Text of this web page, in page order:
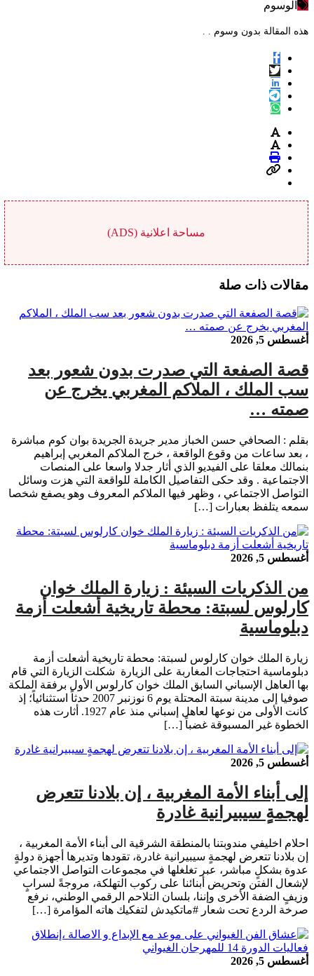
الوسوم
هذه المقالة بدون وسوم . .
مساحة اعلانية (ADS)
مقالات ذات صلة
أغسطس 5, 2026
قصة الصفعة التي صدرت بدون شعور بعد
سب الملك ، الملاكم المغربي يخرج عن
صمته …
بقلم : الصحافي حسن الخباز مدير جريدة الجريدة بوان كوم مباشرة
، بعد ساعات من وقوع الواقعة ، خرج الملاكم المغربي إبراهيم
بنمالك معلقا على الفيديو الذي أثار جدلا واسعا على المنصات
الاجتماعية . وقد حكى التفاصيل الكاملة للواقعة التي هزت وسائل
التواصل الاجتماعي ، وظهر فيها الملاكم المعروف وهو يصفع شخصا
سمعه يتلفظ بعبارات […]
أغسطس 5, 2026
من الذكريات السيئة : زيارة الملك خوان
كارلوس لسبتة: محطة تاريخية أشعلت أزمة
دبلوماسية
زيارة الملك خوان كارلوس لسبتة: محطة تاريخية أشعلت أزمة
دبلوماسية احتجاجات المغاربة على الزيارة شكلت الزيارة التي قام
بها العاهل الإسباني السابق الملك خوان كارلوس الأول برفقة الملكة
صوفيا إلى مدينة سبتة المحتلة يوم 6 نوزنبر 2007 حدثاً استثنائياً؛ إذ
كانت الأولى من نوعها لعاهل إسباني منذ عام 1927. أثارت هذه
الخطوة غير المسبوقة غضباً […]
أغسطس 5, 2026
إلى أبناء الأمة المغربية ، إن بلادنا تتعرض
لهجمةٍ سيبيرانية غادرة
احلام اخليفي مندوبتنا بالمنطقة الشرقية الى أبناء الأمة المغربية ،
إن بلادنا تتعرض لهجمةٍ سيبيرانية غادرة، تقودها وتديرها أجهزة دولةٍ
عدوة بشكلٍ مباشر، عبر تغلغلها في مجموعات التواصل الاجتماعي
لإشعال الفتن وتحريض أبنائنا على ركوب التهلكة، مروجةً لسرابٍ
وزيفٍ الضفة الأخرى وإننا، بلسان التلاحم الرقمي الوطني، نرفع
صرخة الردع تحت شعار #ماتكيدش لتفكيك هاته المؤامرة […]
أغسطس 5, 2026